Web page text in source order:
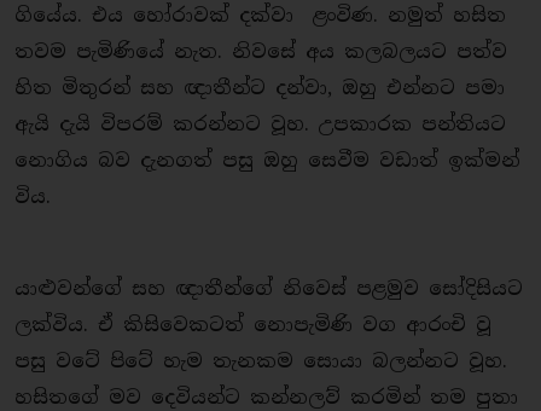
ගියේය. එය හෝරාවක් දක්වා ළංවිණ. නමුත් හසිත
තවම පැමිණියේ නැත. නිවසේ අය කලබලයට පත්ව
හිත මිතුරන් සහ ඥාතීන්ට දන්වා, ඔහු එන්නට පමා
ඇයි දැයි විපරම් කරන්නට වූහ. උපකාරක පන්තියට
නොගිය බව දැනගත් පසු ඔහු සෙවීම වඩාත් ඉක්මන්
විය.
යාළුවන්ගේ සහ ඥාතීන්ගේ නිවෙස් පළමුව සෝදිසියට
ලක්විය. ඒ කිසිවෙකටත් නොපැමිණි වග ආරංචි වූ
පසු වටේ පිටේ හැම තැනකම සොයා බලන්නට වූහ.
හසිතගේ මව දෙවියන්ට කන්නලව් කරමින් තම පුතා